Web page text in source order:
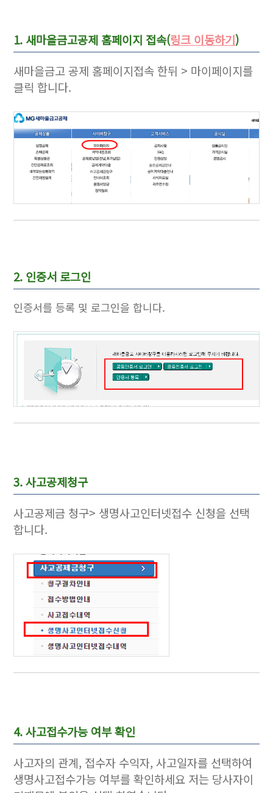
1. 새마을금고공제 홈페이지 접속(링크 이동하기)
새마을금고 공제 홈페이지접속 한뒤 > 마이페이지를
클릭 합니다.
2. 인증서 로그인
인증서를 등록 및 로그인을 합니다.
3. 사고공제청구
사고공제금 청구> 생명사고인터넷접수 신청을 선택
합니다.
4. 사고접수가능 여부 확인
사고자의 관계, 접수자 수익자, 사고일자를 선택하여
생명사고접수가능 여부를 확인하세요 저는 당사자이